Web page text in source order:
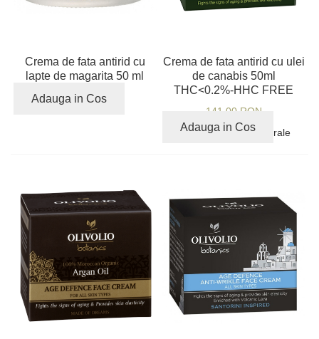
Crema de fata antirid cu
lapte de magarita 50 ml
136,00 RON
Adauga in Cos
Crema de fata antirid cu ulei
de canabis 50ml
THC<0.2%-HHC FREE
141,00 RON
91% ingrediente naturale
Adauga in Cos